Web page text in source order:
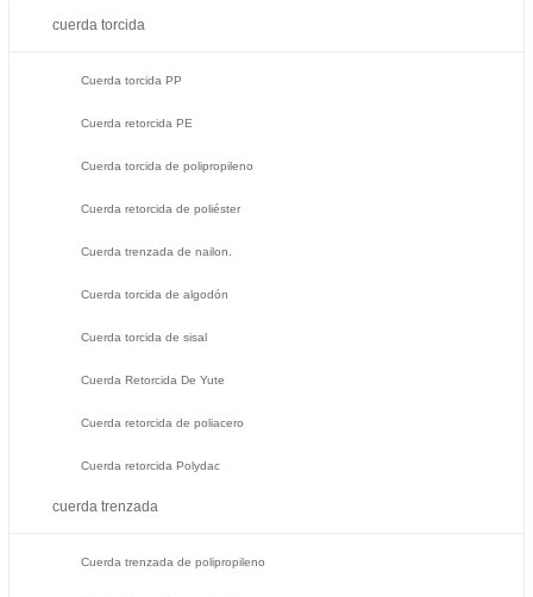
cuerda torcida
Cuerda torcida PP
Cuerda retorcida PE
Cuerda torcida de polipropileno
Cuerda retorcida de poliéster
Cuerda trenzada de nailon.
Cuerda torcida de algodón
Cuerda torcida de sisal
Cuerda Retorcida De Yute
Cuerda retorcida de poliacero
Cuerda retorcida Polydac
cuerda trenzada
Cuerda trenzada de polipropileno